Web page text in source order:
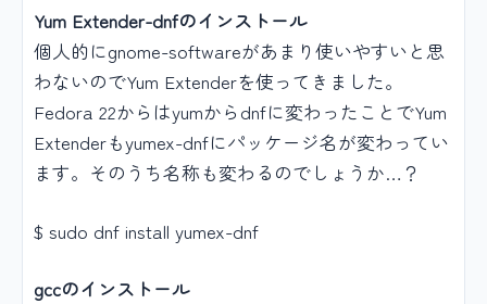
Yum Extender-dnfのインストール
個人的にgnome-softwareがあまり使いやすいと思
わないのでYum Extenderを使ってきました。
Fedora 22からはyumからdnfに変わったことでYum
Extenderもyumex-dnfにパッケージ名が変わってい
ます。そのうち名称も変わるのでしょうか…？
$ sudo dnf install yumex-dnf
gccのインストール